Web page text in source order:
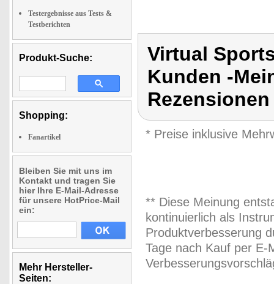
Testergebnisse aus Tests &
Testberichten
Produkt-Suche:
Shopping:
Fanartikel
Bleiben Sie mit uns im
Kontakt und tragen Sie
hier Ihre E-Mail-Adresse
für unsere HotPrice-Mail
ein:
Mehr Hersteller-
Seiten:
Virtual
Kunden -
* Preise inklusive
** Diese Meinung
kontinuierlich als
Produktverbesserung
Tage nach Kauf per E-